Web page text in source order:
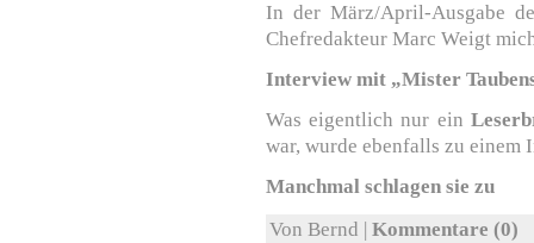
In der März/April-Ausgabe
Chefredakteur Marc Weigt
Interview mit „Mister
Was eigentlich nur ein
war, wurde ebenfalls zu einem
Manchmal schlagen sie zu
Von Bernd | Kommentare (0)